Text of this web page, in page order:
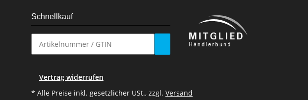
Schnellkauf
Vertrag widerrufen
* Alle Preise inkl. gesetzlicher USt., zzgl. Versand